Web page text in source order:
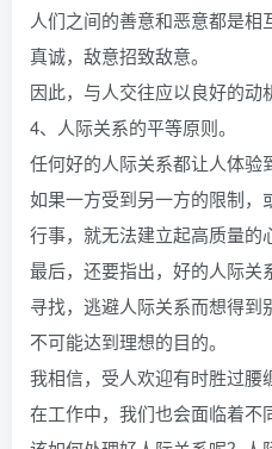
人们之间的善意和恶意都是
真诚，敌意招致敌意。
因此，与人交往应以良好的动
4、人际关系的平等原则。
任何好的人际关系都让人体验
如果一方受到另一方的限制，
行事，就无法建立起高质量的
最后，还要指出，好的人际
寻找，逃避人际关系而想得到
不可能达到理想的目的。
我相信，受人欢迎有时胜过腰
在工作中，我们也会面临着不